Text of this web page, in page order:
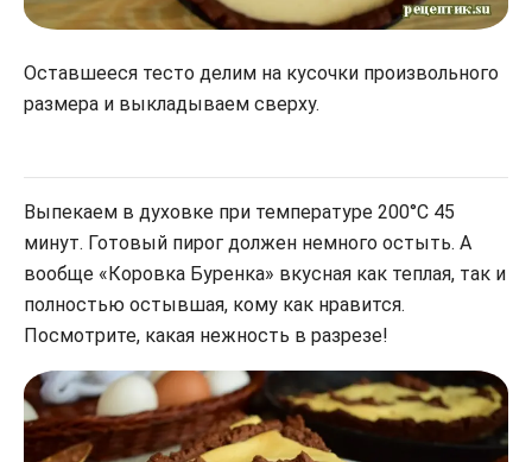
Оставшееся тесто делим на кусочки произвольного
размера и выкладываем сверху.
Выпекаем в духовке при температуре 200°С 45
минут. Готовый пирог должен немного остыть. А
вообще «Коровка Буренка» вкусная как теплая, так и
полностью остывшая, кому как нравится.
Посмотрите, какая нежность в разрезе!